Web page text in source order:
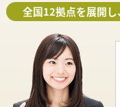
全国12拠点を展開し